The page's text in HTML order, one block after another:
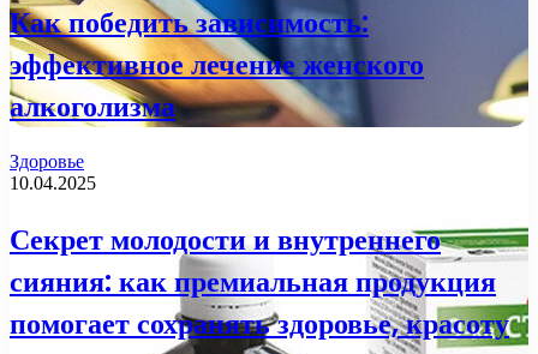
Как победить зависимость:
эффективное лечение женского
алкоголизма
Здоровье
10.04.2025
Секрет молодости и внутреннего
сияния: как премиальная продукция
помогает сохранять здоровье, красоту